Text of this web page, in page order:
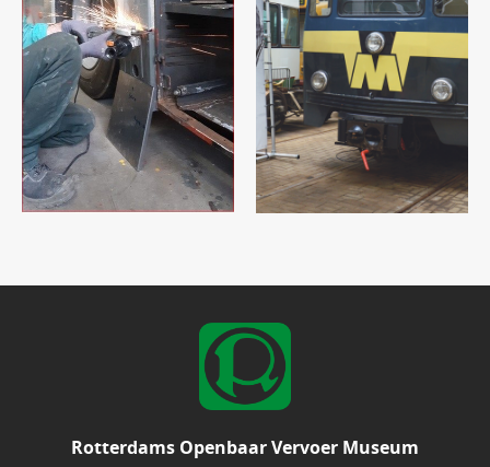
Rotterdams Openbaar Vervoer Museum